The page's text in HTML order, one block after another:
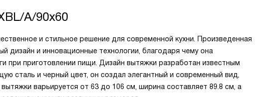
A/90x60
и стильное решение для современной кухни. Произведенная
дизайн и инновационные технологии, благодаря чему она
при приготовлении пищи. Дизайн вытяжки разработан известным
сталь и черный цвет, он создал элегантный и современный вид,
варьируется от 63 до 106 см, ширина составляет 89.8 см, а